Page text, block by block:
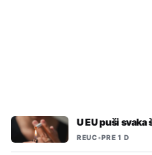
U EU puši svaka
REUC•PRE 1 D